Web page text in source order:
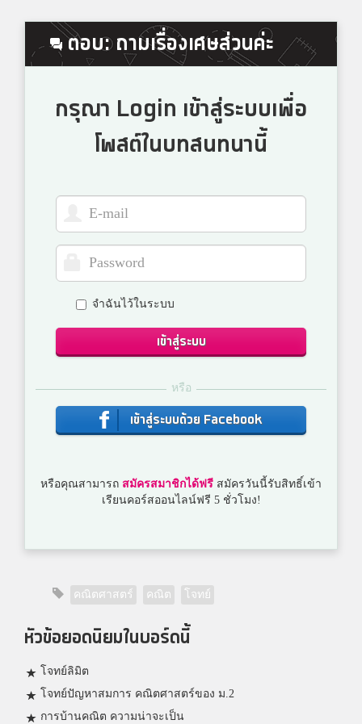
ตอบ: ถามเรื่องเศษส่วนค่ะ
กรุณา Login เข้าสู่ระบบเพื่อ
โพสต์ในบทสนทนานี้
จำฉันไว้ในระบบ
เข้าสู่ระบบ
หรือ
เข้าสู่ระบบด้วย Facebook
หรือคุณสามารถ สมัครสมาชิกได้ฟรี สมัครวันนี้รับสิทธิ์เข้า
เรียนคอร์สออนไลน์ฟรี 5 ชั่วโมง!
คณิตศาสตร์ คณิต โจทย์
หัวข้อยอดนิยมในบอร์ดนี้
โจทย์ลิมิต
โจทย์ปัญหาสมการ คณิตศาสตร์ของ ม.2
การบ้านคณิต ความน่าจะเป็น